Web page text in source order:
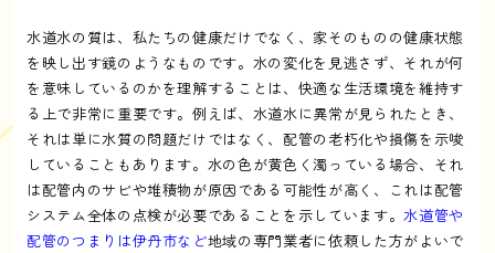
水道水の質は、私たちの健康だけでなく、家そのものの健康状態
を映し出す鏡のようなものです。水の変化を見逃さず、それが何
を意味しているのかを理解することは、快適な生活環境を維持す
る上で非常に重要です。例えば、水道水に異常が見られたとき、
それは単に水質の問題だけではなく、配管の老朽化や損傷を示唆
していることもあります。水の色が黄色く濁っている場合、それ
は配管内のサビや堆積物が原因である可能性が高く、これは配管
システム全体の点検が必要であることを示しています。水道管や
配管のつまりは伊丹市など地域の専門業者に依頼した方がよいで